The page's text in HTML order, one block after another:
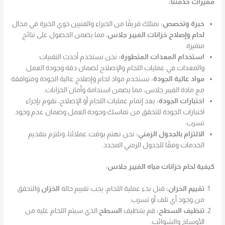
مميزات خدمتنا:
خبرة وتخصص: نمتلك فريقًا من الخبراء والفنيين ذوي الخبرة في مجال
لحام وإصلاح خزانات الفيبر جلاس، مما يضمن الحصول على نتائج
متميزة.
استخدام المعدات المتطورة: نحن نستخدم أحدث التقنيات
والمعدات في عمليات اللحام والإصلاح لضمان دقة وجودة العمل.
مواد عالية الجودة: نستخدم مواد لحام وإصلاح عالية الجودة ومتوافقة
مع مادة الفيبر جلاس، مما يضمن استدامة وأمان الخزانات.
اختبارات الجودة: بعد إتمام عمليات اللحام أو الإصلاح، نقوم بإجراء
اختبارات الجودة للتحقق من تماسك وجودة العمل وضمان عدم وجود
تسرب.
الالتزام بالجدول الزمني: نحن نهتم بوقت عملائنا، ونلتزم بتقديم
الخدمات وفقًا للجدول الزمني المحدد.
كيفية لحام خزانات مياه الفيبر جلاس:
تقييم الخزان: قبل بدء عملية اللحام، يجب تقييم حالة الخزان والتحقق
من وجود أي تلف أو تسرب.
تنظيف السطح: قم بتنظيف السطح الذي سيتم اللحام عليه من
الأوساخ والشوائب.